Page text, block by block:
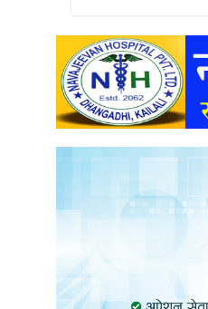
अन्तराष्ट्रिय
अन्तर्वार्ता
खेलकुद